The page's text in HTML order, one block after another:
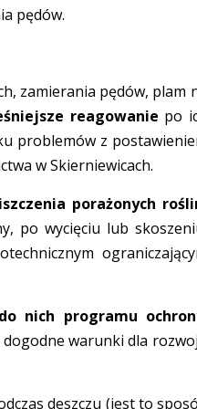
pędów.
zamierania pędów, plam
reagowanie po
problemów z
w Skierniewicach.
porażonych
po wycięciu lub
nich programu
warunki dla
deszczu (jest to